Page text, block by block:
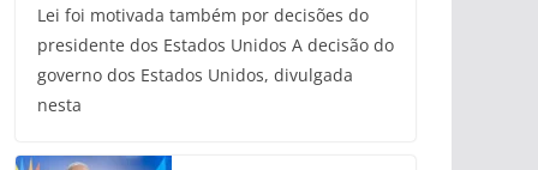
Lei foi motivada também por decisões do
presidente dos Estados Unidos A decisão do
governo dos Estados Unidos, divulgada
nesta